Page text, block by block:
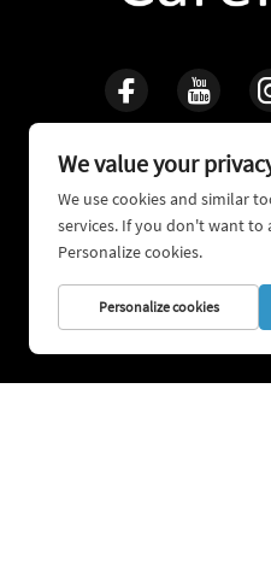
Chăm sóc Cuộc sống,
16+ năm kinh
nghệ chỉnh hình và
We value your
We use cookies and similar
services. If you don't want to
Personalize cookies.
Personalize cookies